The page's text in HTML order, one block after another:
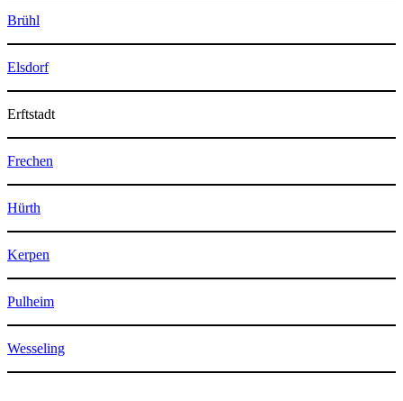
Brühl
Elsdorf
Erftstadt
Frechen
Hürth
Kerpen
Pulheim
Wesseling